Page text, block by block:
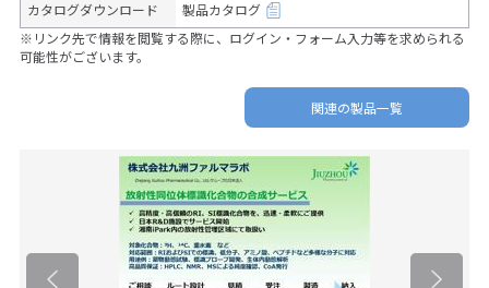
カタログダウンロード
製品カタログ
※リンク先で情報を閲覧する際に、ログイン・フォーム入力等を求められる
可能性がございます。
関連の製品一覧